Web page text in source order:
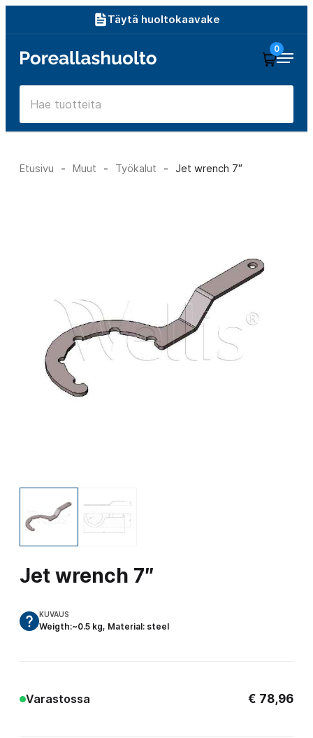
sisältöön
Täytä huoltokaavake
Poreallashuolto
0
Etusivu - Muut - Työkalut - Jet wrench 7″
Jet wrench 7″
KUVAUS
Weigth:~0.5 kg, Material: steel
Varastossa € 78,96